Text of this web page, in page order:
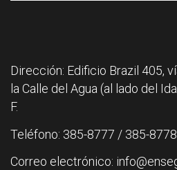
Dirección: Edificio Brazil 405,
la Calle del Agua (al lado del
F.
Teléfono: 385-8777 / 385-8778
Correo electrónico: